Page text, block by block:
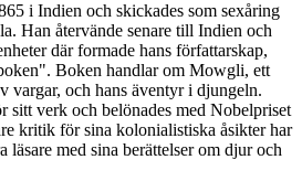
i Indien och skickades som sexåring
Han återvände senare till Indien och
där formade hans författarskap,
Boken handlar om Mowgli, ett
vargar, och hans äventyr i djungeln.
verk och belönades med Nobelpriset
kritik för sina kolonialistiska åsikter har
med sina berättelser om djur och